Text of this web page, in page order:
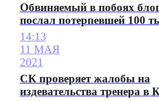
Обвиняемый в побоях
послал потерпевшей 100
14:13
11 МАЯ
2021
СК проверяет жалобы на
издевательства тренера в